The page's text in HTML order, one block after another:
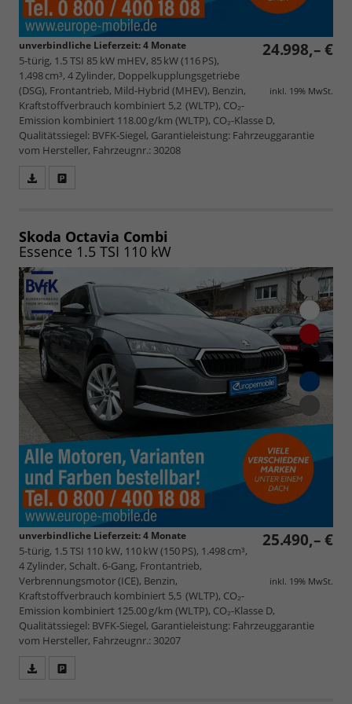
24.998,– €
inkl. 19% MwSt.
unverbindliche Lieferzeit:4 Monate
5-türig, 1.5 TSI 85 kW mHEV, 85 kW (116 PS),
1.498 cm³, 4 Zylinder, Doppelkupplungsgetriebe
(DSG), Frontantrieb, Mild-Hybrid (MHEV), Benzin,
Kraftstoffverbrauch kombiniert 5,2 (WLTP), CO₂-
Emission kombiniert 118.00 g/km (WLTP), CO₂-Klasse D,
Qualitätssiegel: BVFK-Siegel, Garantieleistung: Fahrzeuggarantie
vom Hersteller, Fahrzeugnr.: 30208
speichern/drucken
Skoda Octavia Combi
Essence 1.5 TSI 110 kW
25.490,– €
inkl. 19% MwSt.
unverbindliche Lieferzeit:4 Monate
5-türig, 1.5 TSI 110 kW, 110 kW (150 PS), 1.498 cm³,
4 Zylinder, Schalt. 6-Gang, Frontantrieb,
Verbrennungsmotor (ICE), Benzin,
Kraftstoffverbrauch kombiniert 5,5 (WLTP), CO₂-
Emission kombiniert 125.00 g/km (WLTP), CO₂-Klasse D,
Qualitätssiegel: BVFK-Siegel, Garantieleistung: Fahrzeuggarantie
vom Hersteller, Fahrzeugnr.: 30207